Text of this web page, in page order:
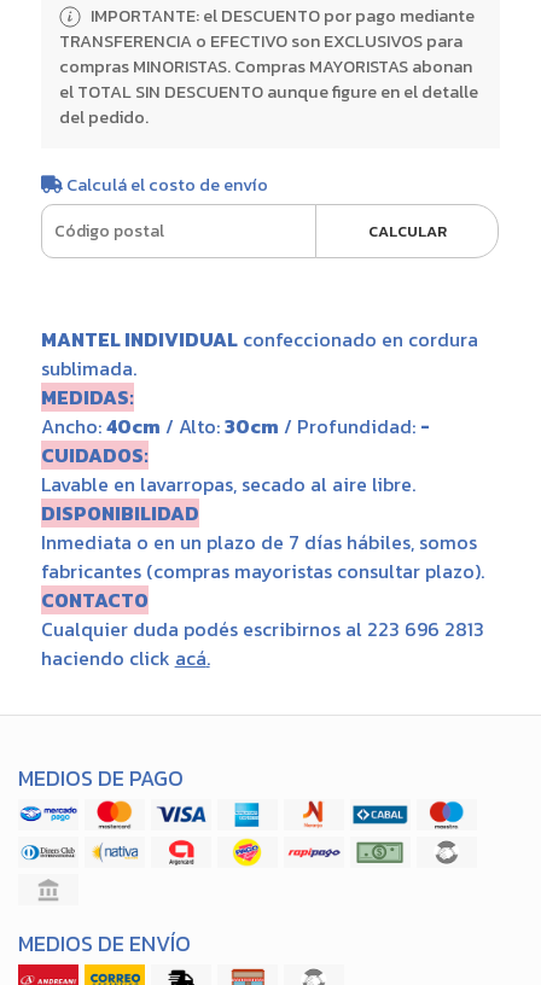
IMPORTANTE: el DESCUENTO por pago mediante
TRANSFERENCIA o EFECTIVO son EXCLUSIVOS para
compras MINORISTAS. Compras MAYORISTAS abonan
el TOTAL SIN DESCUENTO aunque figure en el detalle
del pedido.
Calculá el costo de envío
CALCULAR
MANTEL INDIVIDUALconfeccionado en cordura
sublimada.
MEDIDAS:
Ancho:40cm / Alto:30cm / Profundidad: -
CUIDADOS:
Lavable en lavarropas, secado al aire libre.
DISPONIBILIDAD
Inmediata o en un plazo de 7 días hábiles, somos
fabricantes (compras mayoristas consultar plazo).
CONTACTO
Cualquier duda podés escribirnos al 223 696 2813
haciendo click acá.
MEDIOS DE PAGO
MEDIOS DE ENVÍO